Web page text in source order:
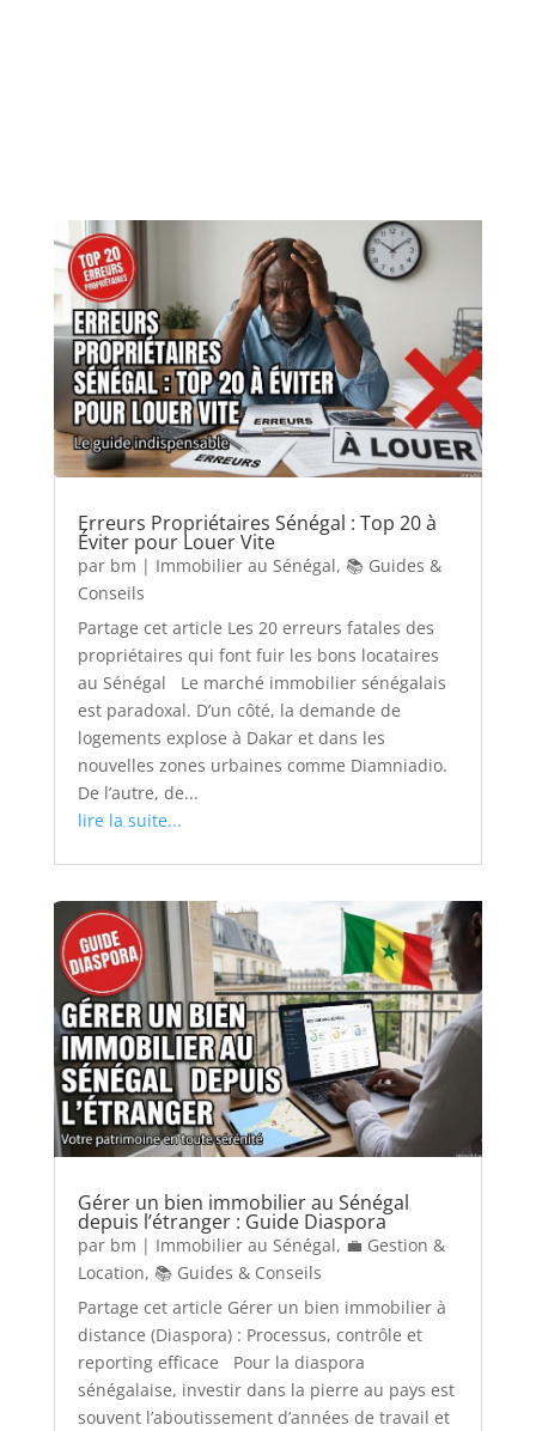
Erreurs Propriétaires Sénégal : Top 20 à
Éviter pour Louer Vite
par bm | Immobilier au Sénégal, 📚 Guides &
Conseils
Partage cet article Les 20 erreurs fatales des
propriétaires qui font fuir les bons locataires
au Sénégal Le marché immobilier sénégalais
est paradoxal. D’un côté, la demande de
logements explose à Dakar et dans les
nouvelles zones urbaines comme Diamniadio.
De l’autre, de...
lire la suite...
Gérer un bien immobilier au Sénégal
depuis l’étranger : Guide Diaspora
par bm | Immobilier au Sénégal, 💼 Gestion &
Location, 📚 Guides & Conseils
Partage cet article Gérer un bien immobilier à
distance (Diaspora) : Processus, contrôle et
reporting efficace Pour la diaspora
sénégalaise, investir dans la pierre au pays est
souvent l’aboutissement d’années de travail et